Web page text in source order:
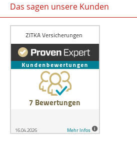
Das sagen unsere Kunden